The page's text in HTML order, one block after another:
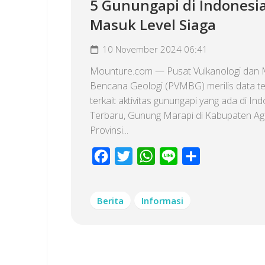
5 Gunungapi di
Masuk Level Siaga
10 November 2024 06:41
Mounture.com — Pusat Vulkanologi dan
Bencana Geologi (PVMBG) merilis data
terkait aktivitas gunungapi yang ada di
Terbaru, Gunung Marapi di Kabupaten
Provinsi...
Facebook
Twitter WhatsApp
Line
Berita Informasi